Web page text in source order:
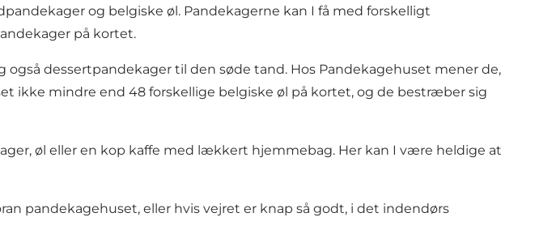
og belgiske øl. Pandekagerne kan I få med forskelligt
på kortet.
dessertpandekager til den søde tand. Hos Pandekagehuset mener de,
ikke mindre end 48 forskellige belgiske øl på kortet, og de bestræber sig
øl eller en kop kaffe med lækkert hjemmebag. Her kan I være heldige at
pandekagehuset, eller hvis vejret er knap så godt, i det indendørs